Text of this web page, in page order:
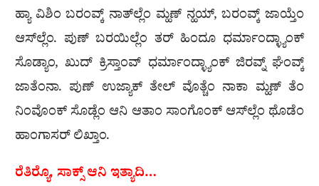
ಹ್ಯಾ ವಿಶಿಂ ಬರಂವ್ಕ್ ನಾತ್‌ಲ್ಲೆಂ ಮ್ಹಣ್ ನ್ಹಯ್, ಬರಂವ್ಕ್ ಜಾಯ್ತೆಂ
ಆಸ್‌ಲ್ಲೆಂ. ಪುಣ್ ಬರಯಿಲ್ಲೆಂ ತರ್ ಹಿಂದೂ ಧರ್ಮಾಂದ್ಳ್ಯಾಂಕ್
ಸೊಡ್ಯಾಂ, ಖುದ್ ಕ್ರಿಸ್ತಾಂವ್ ಧರ್ಮಾಂದ್ಳ್ಯಾಂಕ್ ಜಿರವ್ನ್ ಘೆಂವ್ಕ್
ಜಾತೆಂನಾ. ಪುಣ್ ಉಜ್ಯಾಕ್ ತೇಲ್ ವೊತ್ಚೆಂ ನಾಕಾ ಮ್ಹಣ್ ತೆಂ
ನಿಂವೊಂಕ್ ಸೊಡ್ಲೆಂ ಆನಿ ಆತಾಂ ಸಾಂಗೊಂಕ್ ಆಸ್‌ಲ್ಲೆಂ ಥೊಡೆಂ
ಹಾಂಗಾಸರ್ ಲಿಖ್ತಾಂ.
ರೆತಿರ‍್ಯೊ, ಸಾಕ್ಸ್ ಆನಿ ಇತ್ಯಾದಿ…